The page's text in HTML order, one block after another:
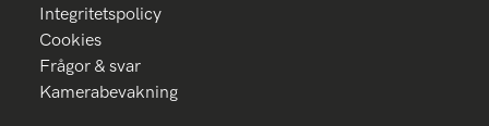
Integritetspolicy
Cookies
Frågor & svar
Kamerabevakning